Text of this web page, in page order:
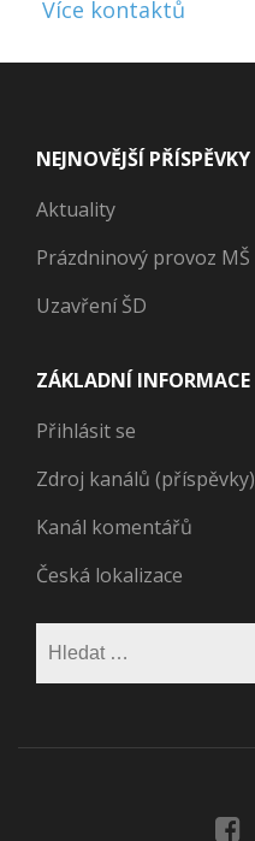
Více kontaktů
NEJNOVĚJŠÍ PŘÍSPĚVKY
Aktuality
Prázdninový provoz MŠ
Uzavření ŠD
ZÁKLADNÍ INFORMACE
Přihlásit se
Zdroj kanálů (příspěvky)
Kanál komentářů
Česká lokalizace